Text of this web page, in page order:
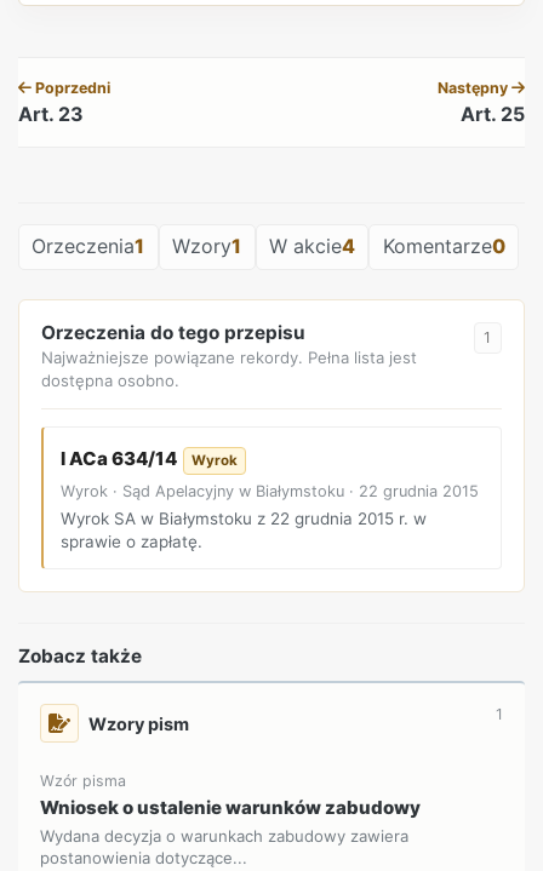
Poprzedni
Art. 23
Następny
Art. 25
Orzeczenia1 Wzory1 W akcie4 Komentarze0
Orzeczenia do tego przepisu
Najważniejsze powiązane rekordy. Pełna lista jest
dostępna osobno.
1
I ACa 634/14 Wyrok
Wyrok · Sąd Apelacyjny w Białymstoku · 22 grudnia 2015
Wyrok SA w Białymstoku z 22 grudnia 2015 r. w
sprawie o zapłatę.
Zobacz także
Wzory pism 1
Wzór pisma
Wniosek o ustalenie warunków zabudowy
Wydana decyzja o warunkach zabudowy zawiera
postanowienia dotyczące...